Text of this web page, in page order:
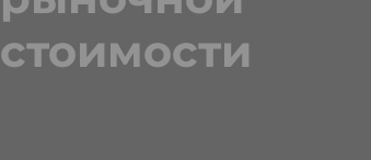
стоимости